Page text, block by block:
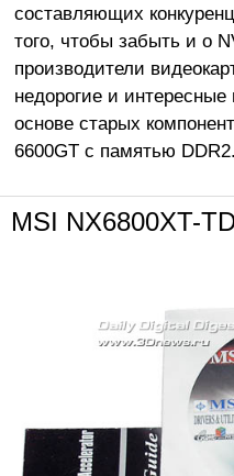
составляющих
того, чтобы забыть и о
производители
недорогие и
основе старых
6600GT с памятью DDR2.
MSI NX6800XT-